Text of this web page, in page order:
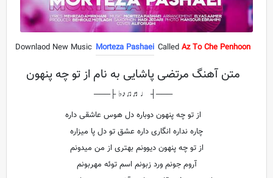
Downlaod New Music Morteza Pashaei Called Az To Che Penhoon
متن آهنگ مرتضی پاشایی به نام از تو چه پنهون
───┤ ♩♬♫♪♭ ├───
از تو چه پنهون دوباره دل هوس عاشقی داره
چاره نداره انگاری داره عشق تو دل پا میزاره
از تو چه پنهون دیوونم بهتری از من میدونم
آروم جونم ورد زبونم اسم توئه مهربونم